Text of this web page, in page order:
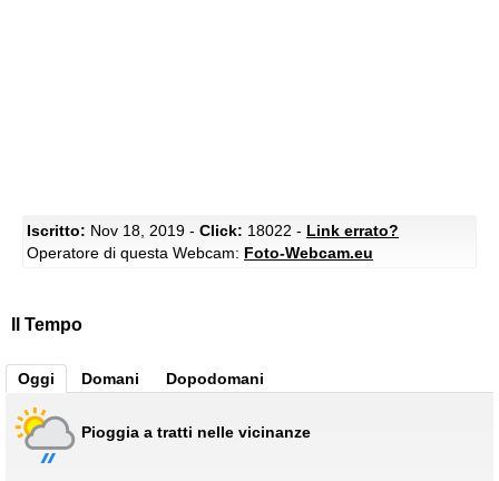
Iscritto: Nov 18, 2019 - Click: 18022 - Link errato?
Operatore di questa Webcam: Foto-Webcam.eu
Il Tempo
Oggi Domani Dopodomani
Pioggia a tratti nelle vicinanze